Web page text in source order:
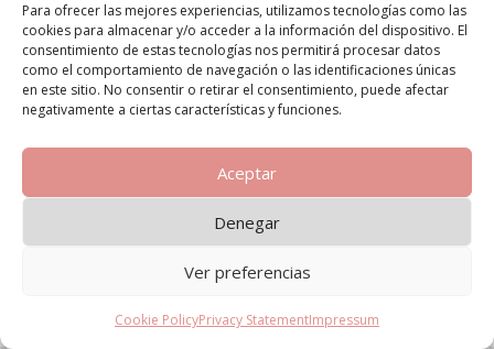
Para ofrecer las mejores experiencias, utilizamos tecnologías como las
cookies para almacenar y/o acceder a la información del dispositivo. El
consentimiento de estas tecnologías nos permitirá procesar datos
como el comportamiento de navegación o las identificaciones únicas
en este sitio. No consentir o retirar el consentimiento, puede afectar
negativamente a ciertas características y funciones.
Aceptar
Denegar
Ver preferencias
Cookie PolicyPrivacy StatementImpressum